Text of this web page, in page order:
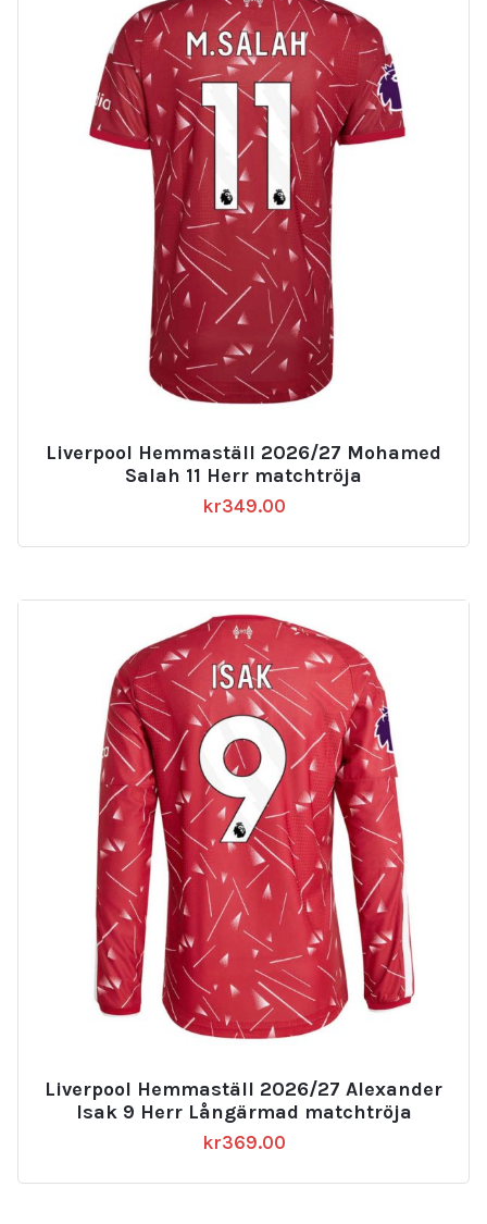
Liverpool Hemmaställ 2026/27 Mohamed
Salah 11 Herr matchtröja
kr349.00
Liverpool Hemmaställ 2026/27 Alexander
Isak 9 Herr Långärmad matchtröja
kr369.00